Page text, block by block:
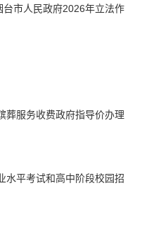
市人民政府2026年立法作
服务收费政府指导价办理
平考试和高中阶段校园招